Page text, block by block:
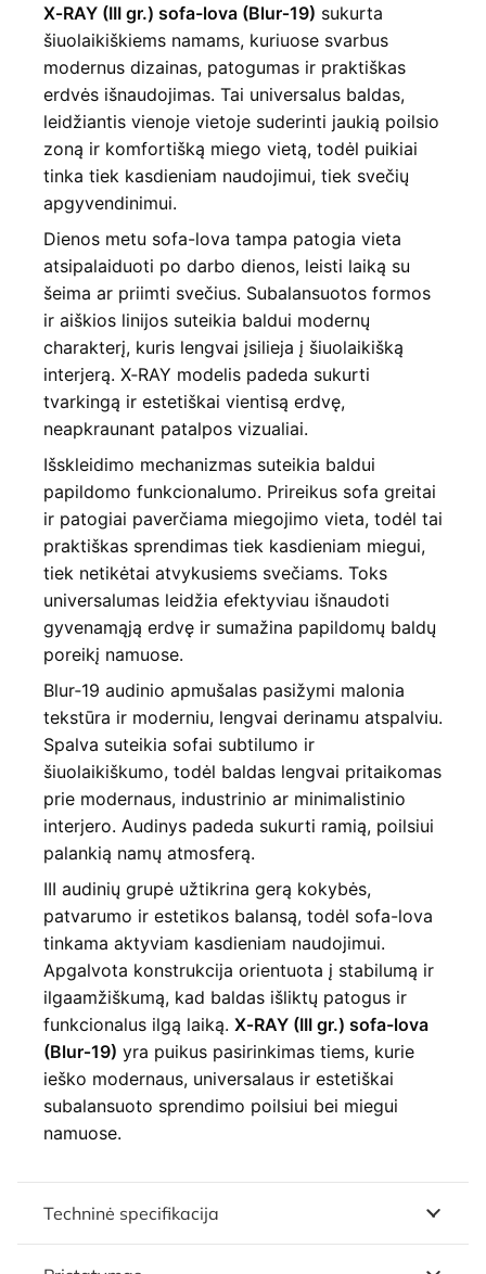
X‑RAY (III gr.) sofa-lova (Blur‑19) sukurta
šiuolaikiškiems namams, kuriuose svarbus
modernus dizainas, patogumas ir praktiškas
erdvės išnaudojimas. Tai universalus baldas,
leidžiantis vienoje vietoje suderinti jaukią poilsio
zoną ir komfortišką miego vietą, todėl puikiai
tinka tiek kasdieniam naudojimui, tiek svečių
apgyvendinimui.
Dienos metu sofa-lova tampa patogia vieta
atsipalaiduoti po darbo dienos, leisti laiką su
šeima ar priimti svečius. Subalansuotos formos
ir aiškios linijos suteikia baldui modernų
charakterį, kuris lengvai įsilieja į šiuolaikišką
interjerą. X‑RAY modelis padeda sukurti
tvarkingą ir estetiškai vientisą erdvę,
neapkraunant patalpos vizualiai.
Išskleidimo mechanizmas suteikia baldui
papildomo funkcionalumo. Prireikus sofa greitai
ir patogiai paverčiama miegojimo vieta, todėl tai
praktiškas sprendimas tiek kasdieniam miegui,
tiek netikėtai atvykusiems svečiams. Toks
universalumas leidžia efektyviau išnaudoti
gyvenamąją erdvę ir sumažina papildomų baldų
poreikį namuose.
Blur‑19 audinio apmušalas pasižymi malonia
tekstūra ir moderniu, lengvai derinamu atspalviu.
Spalva suteikia sofai subtilumo ir
šiuolaikiškumo, todėl baldas lengvai pritaikomas
prie modernaus, industrinio ar minimalistinio
interjero. Audinys padeda sukurti ramią, poilsiui
palankią namų atmosferą.
III audinių grupė užtikrina gerą kokybės,
patvarumo ir estetikos balansą, todėl sofa-lova
tinkama aktyviam kasdieniam naudojimui.
Apgalvota konstrukcija orientuota į stabilumą ir
ilgaamžiškumą, kad baldas išliktų patogus ir
funkcionalus ilgą laiką. X‑RAY (III gr.) sofa-lova
(Blur‑19) yra puikus pasirinkimas tiems, kurie
ieško modernaus, universalaus ir estetiškai
subalansuoto sprendimo poilsiui bei miegui
namuose.
Techninė specifikacija